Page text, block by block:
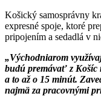
Košický samosprávny
expresné spoje, ktoré
pripojením a sedadlá v
„Východniarom
budú premávať z Košíc
a to až o 15 minút.
najmä za pracovnými